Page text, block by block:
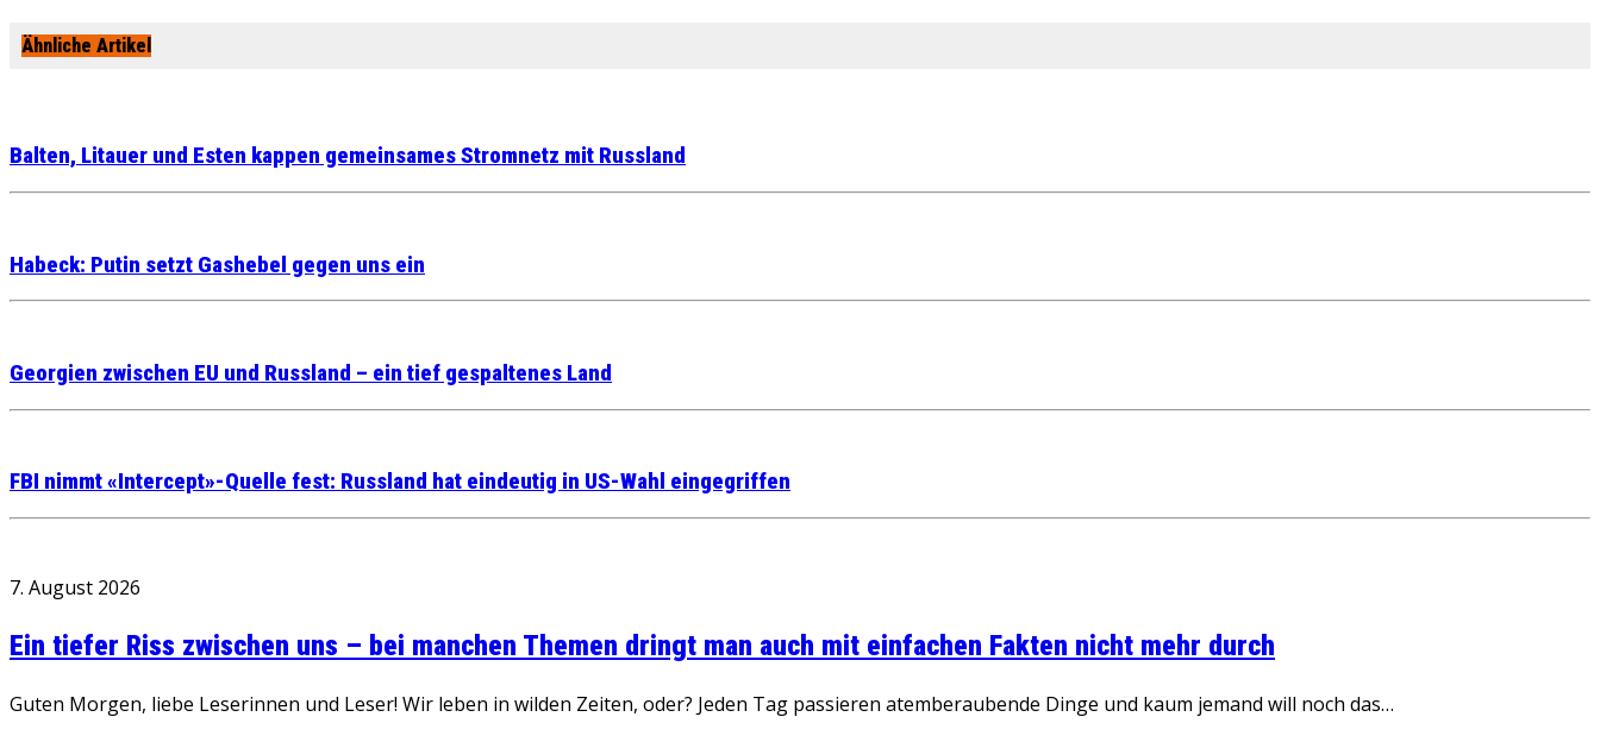
Ähnliche Artikel
Balten, Litauer und Esten kappen gemeinsames Stromnetz mit Russland
Habeck: Putin setzt Gashebel gegen uns ein
Georgien zwischen EU und Russland – ein tief gespaltenes Land
FBI nimmt «Intercept»-Quelle fest: Russland hat eindeutig in US-Wahl eingegriffen
7. August 2026
Ein tiefer Riss zwischen uns – bei manchen Themen dringt man auch mit einfachen Fakten nicht mehr durch
Guten Morgen, liebe Leserinnen und Leser! Wir leben in wilden Zeiten, oder? Jeden Tag passieren atemberaubende Dinge und kaum jemand will noch das…